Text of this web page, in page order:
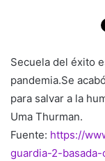
Secuela del éxito
pandemia.Se
para salvar a la
Uma Thurman.
Fuente: https://
guardia-2-basada-